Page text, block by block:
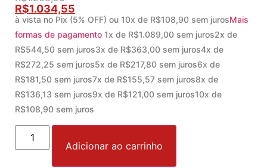
R$1.034,55
à vista no Pix (5% OFF) ou 10x de R$108,90 sem jurosMais
formas de pagamento 1x de R$1.089,00 sem juros2x de
R$544,50 sem juros3x de R$363,00 sem juros4x de
R$272,25 sem juros5x de R$217,80 sem juros6x de
R$181,50 sem juros7x de R$155,57 sem juros8x de
R$136,13 sem juros9x de R$121,00 sem juros10x de
R$108,90 sem juros
Adicionar ao carrinho